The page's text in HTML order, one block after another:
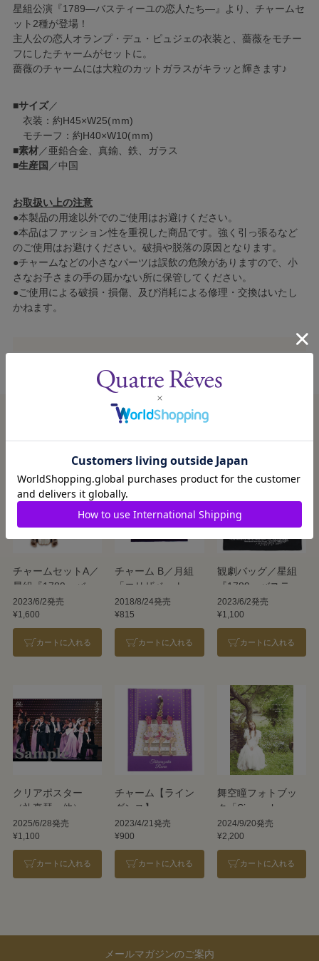
星組公演『1789―バスティーユの恋人たち―』より、チャームセ
ット2種が登場！
主人公の恋人オランプ・デュ・ピュジェの衣装と、薔薇をモチー
フにしたチャームがセットに。
薔薇のチャームには大粒のカットガラスがキラッと輝きます♪
■サイズ／
衣装：約H45×W25(ｍm)
モチーフ：約H40×W10(ｍm)
■素材／亜鉛合金、真鍮、鉄、ガラス
■生産国 ／中国
お取扱い上の注意
●本製品の用途以外でのご使用はお避けください。
●本品はファッション性を重視した商品です。強く引っ張るなど
のご使用はお避けください。破損や脱落の原因となります。
●チャームなどの小さなパーツは誤飲の危険がありますので、小
さなお子さまの手の届かない所に保管してください。
●ご使用による破損・損傷、及び消耗による修理・交換はいたし
かねます。
チャームセットA／
星組『1789―バス
ティーユの恋人た
ち―』
2023/6/2発売
¥1,600
カートに入れる
チャーム B／月組
「エリザベート―
愛と死の輪舞（ロ
ンド）―」
2018/8/24発売
¥815
カートに入れる
観劇バッグ／星組
『1789―バスティ
ーユの恋人たち
―』
2023/6/2発売
¥1,100
カートに入れる
クリアポスター
（礼真琴 他）／
星組『阿修羅城の
瞳』『エスペラン
ト！』
2025/6/28発売
¥1,100
カートに入れる
チャーム【ライン
ダンス】
2023/4/21発売
¥900
カートに入れる
舞空瞳フォトブッ
ク「Sincerely ～my
twinkling dreams
～」
2024/9/20発売
¥2,200
カートに入れる
メールマガジンのご案内